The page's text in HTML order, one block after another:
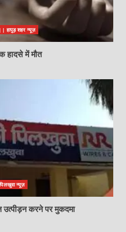
शहर न्यूज़
हादसे में मौत
न्यूज़
उत्पीड़न करने पर मुकदमा